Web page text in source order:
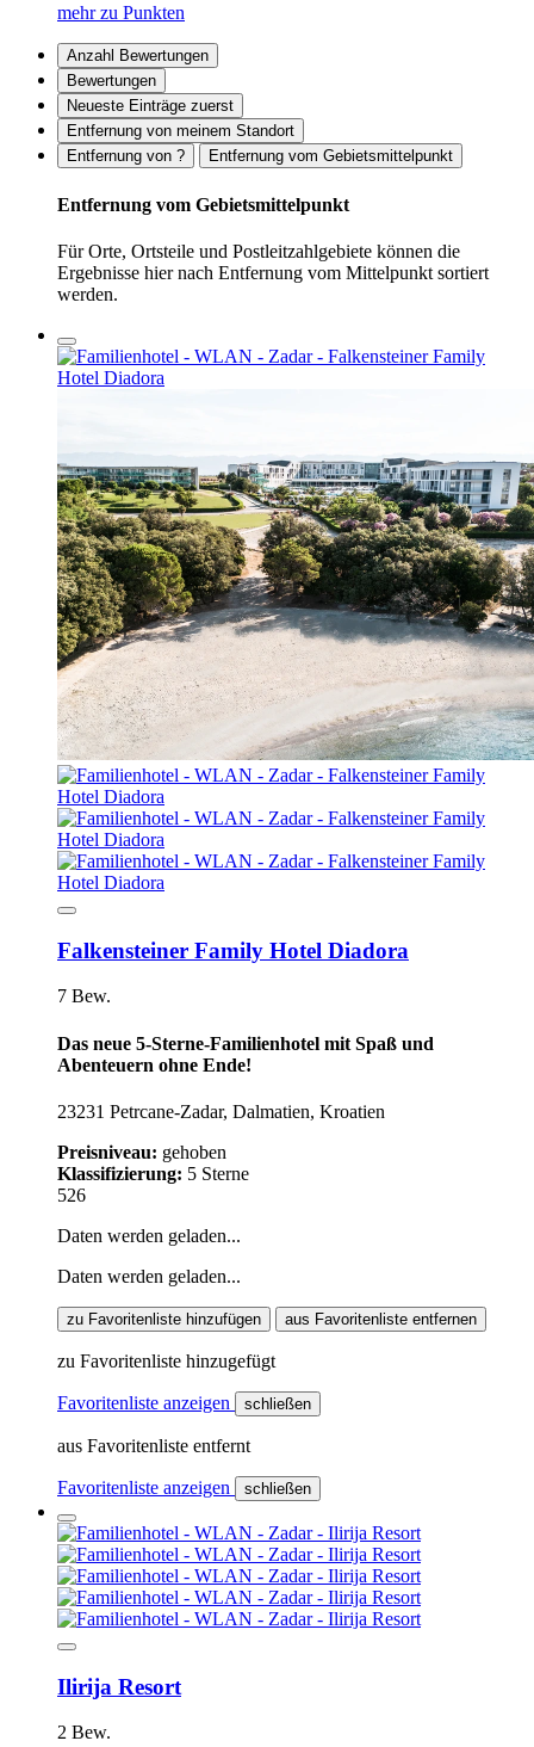
mehr zu Punkten
Anzahl Bewertungen
Bewertungen
Neueste Einträge zuerst
Entfernung von meinem Standort
Entfernung von ?
Entfernung vom Gebietsmittelpunkt
Entfernung vom Gebietsmittelpunkt
Für Orte, Ortsteile und Postleitzahlgebiete können die
Ergebnisse hier nach Entfernung vom Mittelpunkt sortiert
werden.
Falkensteiner Family Hotel Diadora
7 Bew.
Das neue 5-Sterne-Familienhotel mit Spaß und
Abenteuern ohne Ende!
23231 Petrcane-Zadar, Dalmatien, Kroatien
Preisniveau: gehoben
Klassifizierung: 5 Sterne
526
Daten werden geladen...
Daten werden geladen...
zu Favoritenliste hinzufügen aus Favoritenliste entfernen
zu Favoritenliste hinzugefügt
Favoritenliste anzeigen schließen
aus Favoritenliste entfernt
Favoritenliste anzeigen schließen
Ilirija Resort
2 Bew.